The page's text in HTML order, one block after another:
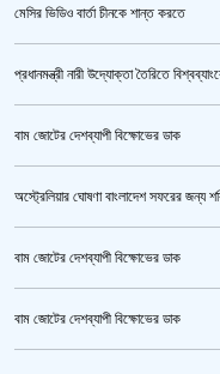
মেসির ভিডিও বার্তা চীনকে শান্ত করতে
প্রধানমন্ত্রী নারী উদ্যোক্তা তৈরিতে
বাম জোটের দেশব্যাপী বিক্ষোভের ডাক
অস্ট্রেলিয়ার ঘোষণা বাংলাদেশ সফরের জন্য
বাম জোটের দেশব্যাপী বিক্ষোভের ডাক
বাম জোটের দেশব্যাপী বিক্ষোভের ডাক